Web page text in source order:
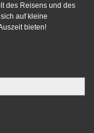
des Reisens und des
auf kleine
bieten!